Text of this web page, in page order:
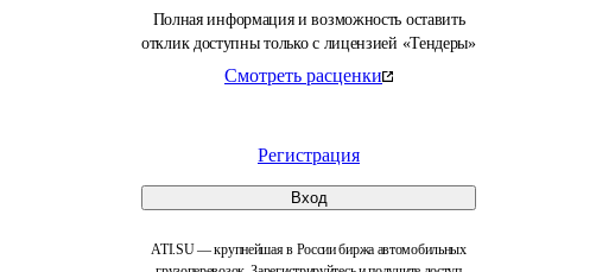
Полная информация и возможность оставить
отклик доступны только с лицензией «Тендеры»
Смотреть расценки
Регистрация
Вход
ATI.SU — крупнейшая в России биржа автомобильных